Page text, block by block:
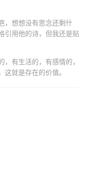
，想想没有思念还剩什
引用他的诗，但我还是贴
有生活的，有感情的，
就是存在的价值。